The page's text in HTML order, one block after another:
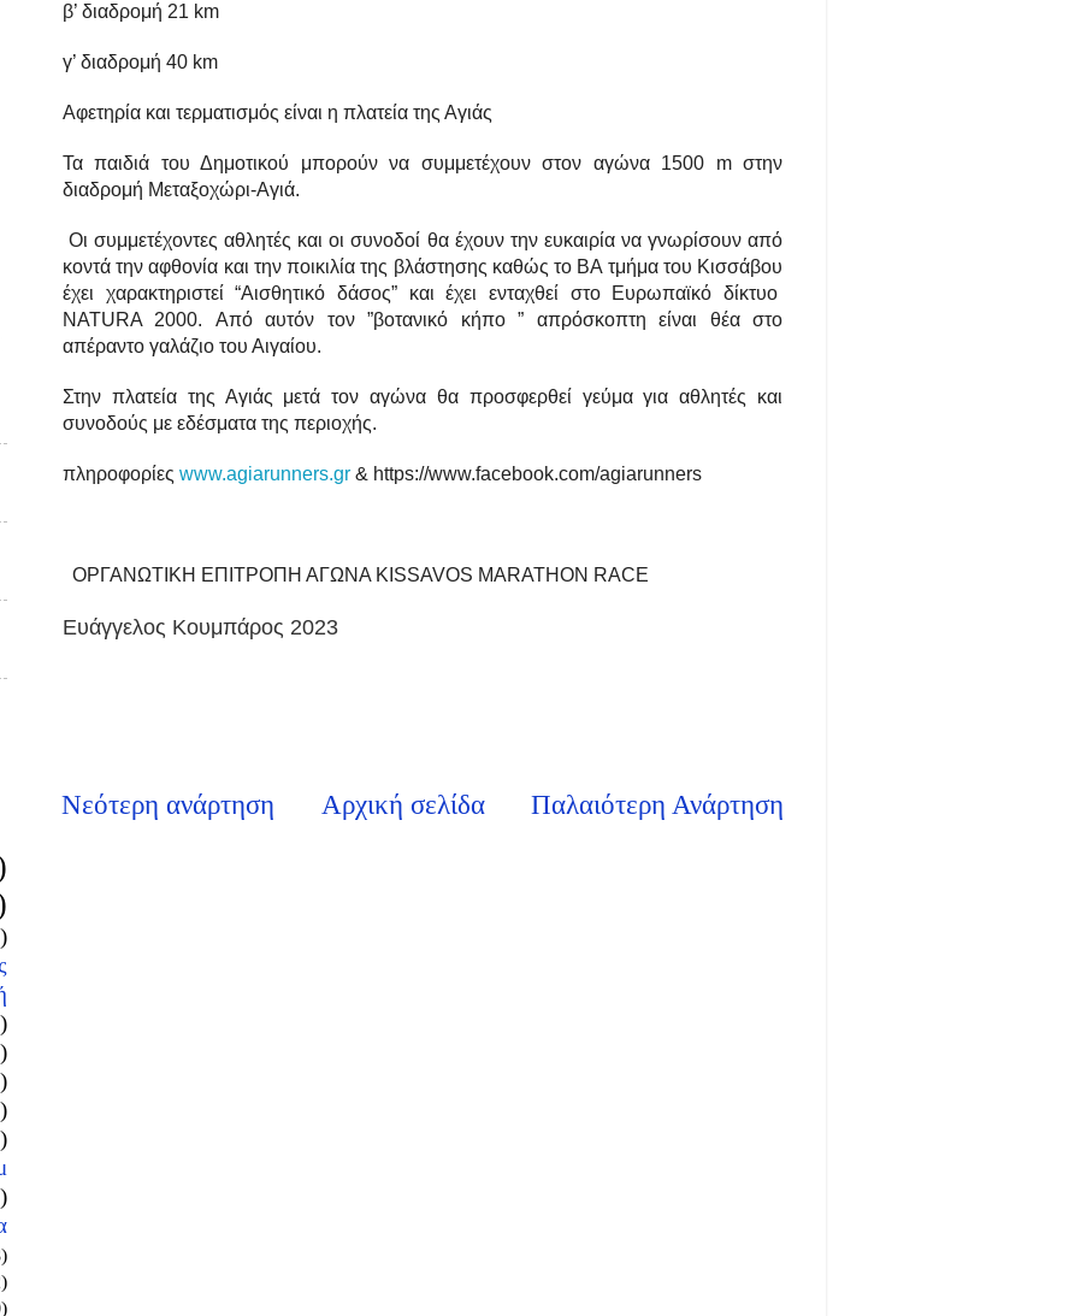
β’ διαδρομή 21 km
γ’ διαδρομή 40 km
Αφετηρία και τερματισμός είναι η πλατεία της Αγιάς
Τα παιδιά του Δημοτικού μπορούν να συμμετέχουν στον αγώνα 1500 m στην
διαδρομή Μεταξοχώρι-Αγιά.
Οι συμμετέχοντες αθλητές και οι συνοδοί θα έχουν την ευκαιρία να γνωρίσουν από
κοντά την αφθονία και την ποικιλία της βλάστησης καθώς το ΒΑ τμήμα του Κισσάβου
έχει χαρακτηριστεί “Αισθητικό δάσος” και έχει ενταχθεί στο Ευρωπαϊκό δίκτυο
NATURA 2000. Από αυτόν τον ”βοτανικό κήπο ” απρόσκοπτη είναι θέα στο
απέραντο γαλάζιο του Αιγαίου.
Στην πλατεία της Αγιάς μετά τον αγώνα θα προσφερθεί γεύμα για αθλητές και
συνοδούς με εδέσματα της περιοχής.
πληροφορίες www.agiarunners.gr & https://www.facebook.com/agiarunners
ΟΡΓΑΝΩΤΙΚΗ ΕΠΙΤΡΟΠΗ ΑΓΩΝΑ KISSAVOS MARATHON RACE
Ευάγγελος Κουμπάρος 2023
Νεότερη ανάρτηση Παλαιότερη Ανάρτηση
Αρχική σελίδα